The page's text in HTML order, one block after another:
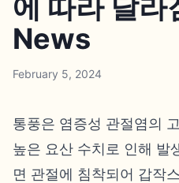
에 따라 달
News
February 5, 2024
통풍은 염증성 관절염의
높은 요산 수치로 인해 발
면 관절에 침착되어 갑작